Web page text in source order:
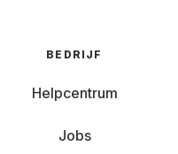
BEDRIJF
Helpcentrum
Jobs